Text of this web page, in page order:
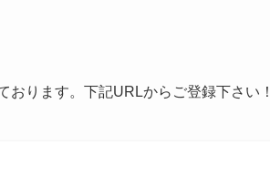
ります。下記URLからご登録下さい！